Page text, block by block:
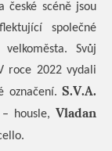
české scéně jsou
společné
Svůj
roce 2022 vydali
označení. S.V.A.
– housle, Vladan